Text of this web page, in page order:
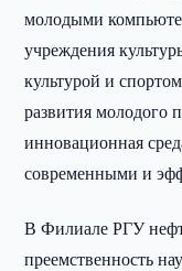
молодыми
учреждения
культурой и
развития молодого
инновационная
современными и
В Филиале РГУ
преемственность